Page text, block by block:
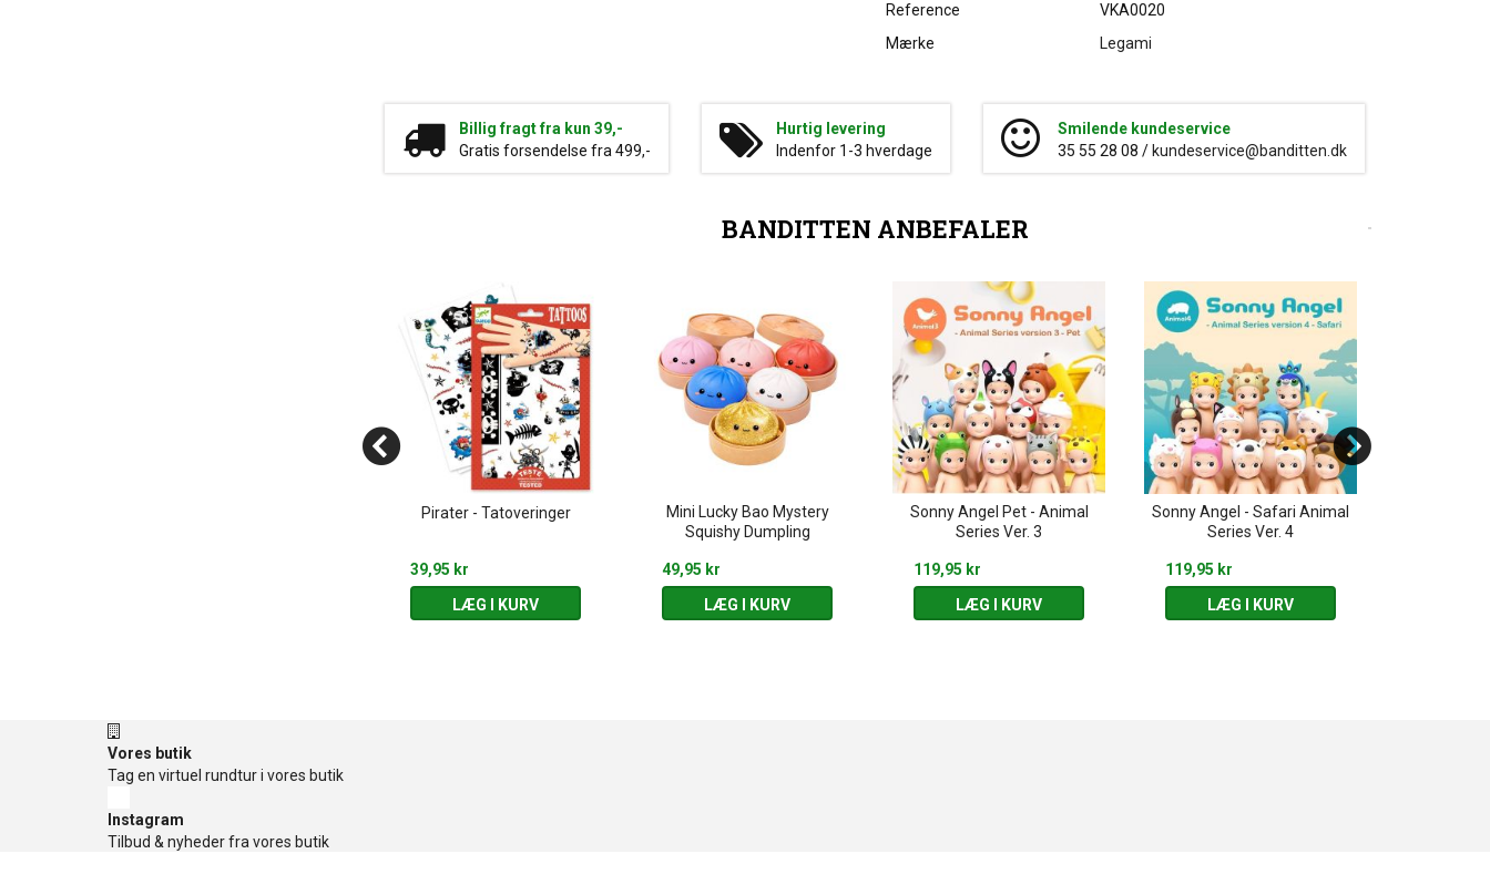
Reference
VKA0020
Mærke
Legami
Billig fragt fra kun 39,-
Gratis forsendelse fra 499,-
Hurtig levering
Indenfor 1-3 hverdage
Smilende kundeservice
35 55 28 08 / kundeservice@banditten.dk
BANDITTEN ANBEFALER
Pirater - Tatoveringer
39,95 kr
LÆG I KURV
Mini Lucky Bao Mystery
Squishy Dumpling
49,95 kr
LÆG I KURV
Sonny Angel Pet - Animal
Series Ver. 3
119,95 kr
LÆG I KURV
Sonny Angel - Safari Animal
Series Ver. 4
119,95 kr
LÆG I KURV
Vores butik
Tag en virtuel rundtur i vores butik
Instagram
Tilbud & nyheder fra vores butik